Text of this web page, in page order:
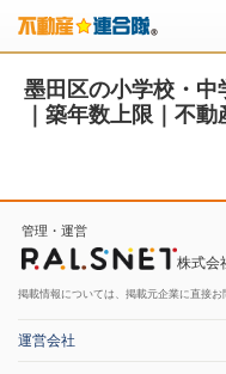
墨田区の小学校・
｜築年数上限｜不
管理・運営
株式会
掲載情報については、掲載元企業に直接お
運営会社